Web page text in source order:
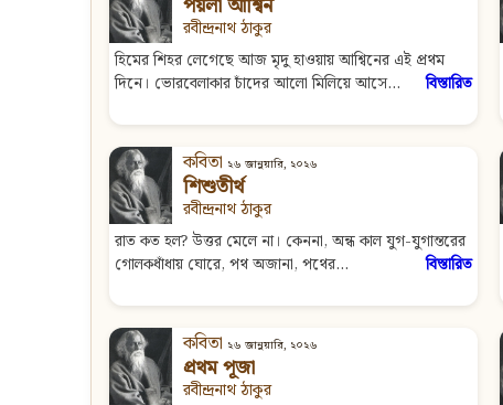
পয়লা আশ্বিন
রবীন্দ্রনাথ ঠাকুর
হিমের শিহর লেগেছে আজ মৃদু হাওয়ায় আশ্বিনের এই প্রথম
দিনে। ভোরবেলাকার চাঁদের আলো মিলিয়ে আসে...
বিস্তারিত
কবিতা ২৬ জানুয়ারি, ২০২৬
শিশুতীর্থ
রবীন্দ্রনাথ ঠাকুর
রাত কত হল? উত্তর মেলে না। কেননা, অন্ধ কাল যুগ-যুগান্তরের
গোলকধাঁধায় ঘোরে, পথ অজানা, পথের...
বিস্তারিত
কবিতা ২৬ জানুয়ারি, ২০২৬
প্রথম পূজা
রবীন্দ্রনাথ ঠাকুর